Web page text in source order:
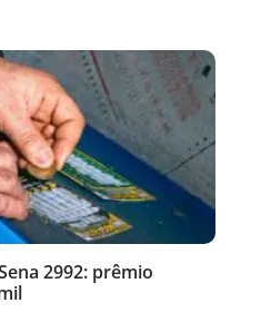
2992: prêmio